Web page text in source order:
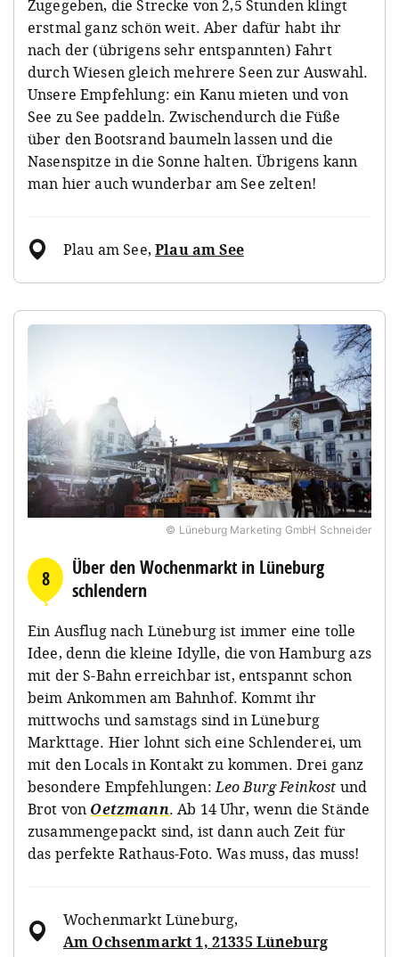
Zugegeben, die Strecke von 2,5 Stunden klingt
erstmal ganz schön weit. Aber dafür habt ihr
nach der (übrigens sehr entspannten) Fahrt
durch Wiesen gleich mehrere Seen zur Auswahl.
Unsere Empfehlung: ein Kanu mieten und von
See zu See paddeln. Zwischendurch die Füße
über den Bootsrand baumeln lassen und die
Nasenspitze in die Sonne halten. Übrigens kann
man hier auch wunderbar am See zelten!
Plau am See,Plau am See
© Lüneburg Marketing GmbH Schneider
8
Über den Wochenmarkt in Lüneburg
schlendern
Ein Ausflug nach Lüneburg ist immer eine tolle
Idee, denn die kleine Idylle, die von Hamburg azs
mit der S-Bahn erreichbar ist, entspannt schon
beim Ankommen am Bahnhof. Kommt ihr
mittwochs und samstags sind in Lüneburg
Markttage. Hier lohnt sich eine Schlenderei, um
mit den Locals in Kontakt zu kommen. Drei ganz
besondere Empfehlungen:Leo Burg Feinkost und
Brot von Oetzmann. Ab 14 Uhr, wenn die Stände
zusammengepackt sind, ist dann auch Zeit für
das perfekte Rathaus-Foto. Was muss, das muss!
Wochenmarkt Lüneburg,
Am Ochsenmarkt 1, 21335 Lüneburg